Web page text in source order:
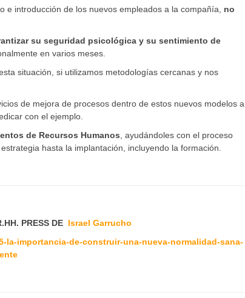
e introducción de los nuevos empleados a la compañía, no
su seguridad psicológica y su sentimiento de
en varios meses.
situación, si utilizamos metodologías cercanas y nos
de mejora de procesos dentro de estos nuevos modelos a
con el ejemplo.
de Recursos Humanos, ayudándoles con el proceso
hasta la implantación, incluyendo la formación.
PRESS DE Israel Garrucho
la-importancia-de-construir-una-nueva-normalidad-sana-